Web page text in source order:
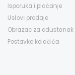
Isporuka i plaćanje
Uslovi prodaje
Obrazac za odustanak
Postavke kolačića